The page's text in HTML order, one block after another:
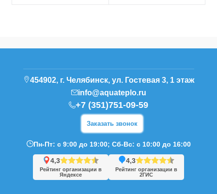
454902, г. Челябинск, ул. Гостевая 3, 1 этаж
info@aquateplo.ru
+7 (351)751-09-59
Заказать звонок
Пн-Пт: с 9:00 до 19:00; Сб-Вс: с 10:00 до 16:00
4,3
Рейтинг организации в
Яндексе
4,3
Рейтинг организации в
2ГИС